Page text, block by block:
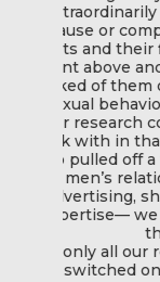
without
with
work that
initially
relating to
is now no
choose to
fact they
us so well,
and beer
breadth of
the report
were as
with.